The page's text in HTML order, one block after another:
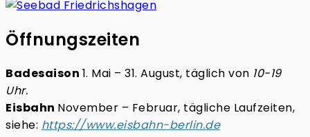
Öffnungszeiten
Badesaison 1. Mai – 31. August, täglich von 10-19
Uhr.
Eisbahn November – Februar, tägliche Laufzeiten,
siehe: https://www.eisbahn-berlin.de